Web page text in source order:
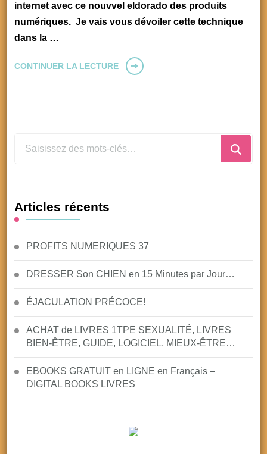
internet avec ce nouvvel eldorado des produits
numériques. Je vais vous dévoiler cette technique
dans la …
CONTINUER LA LECTURE
?
Articles récents
PROFITS NUMERIQUES 37
DRESSER Son CHIEN en 15 Minutes par Jour…
ÉJACULATION PRÉCOCE!
ACHAT de LIVRES 1TPE SEXUALITÉ, LIVRES
BIEN-ÊTRE, GUIDE, LOGICIEL, MIEUX-ÊTRE…
EBOOKS GRATUIT en LIGNE en Français –
DIGITAL BOOKS LIVRES